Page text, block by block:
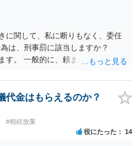
に関して、私に断りもなく、委任
為は、刑事罰に該当しますか？
す。 一般的に、頼まれた（委任さ
とはまでは依頼の範囲ではない
代金はもらえるのか？
#相続放棄
役にたった 14